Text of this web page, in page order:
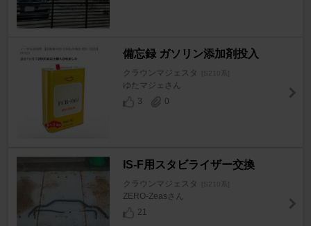
備忘録 ガソリン添加剤投入
クラウンマジェスタ [S210系]
ゆたマジェさん
3
0
IS-F用スタビライザー交換
クラウンマジェスタ [S210系]
ZERO‐Zeasさん
21